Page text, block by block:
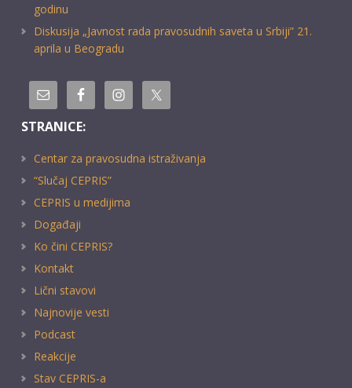
godinu
Diskusija „Javnost rada pravosudnih saveta u Srbiji” 21.
aprila u Beogradu
STRANICE:
Centar za pravosudna istraživanja
“Slučaj CEPRIS”
CEPRIS u medijima
Događaji
Ko čini CEPRIS?
Kontakt
Lični stavovi
Najnovije vesti
Podcast
Reakcije
Stav CEPRIS-a